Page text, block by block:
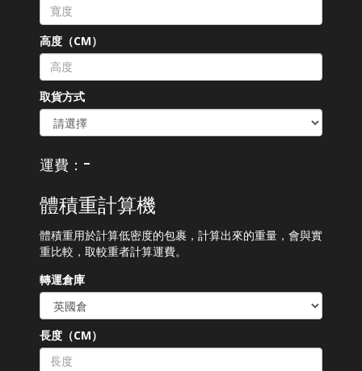
高度（CM）
取貨方式
運費： -
體積重計算機
體積重用於計算低密度的包裹，計算出來的重量，會與實
重比較，取較重者計算運費。
轉運倉庫
長度（CM）